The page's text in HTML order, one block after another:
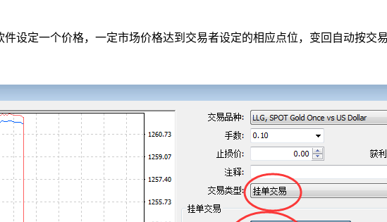
设定一个价格，一定市场价格达到交易者设定的相应点位，变回自动按交